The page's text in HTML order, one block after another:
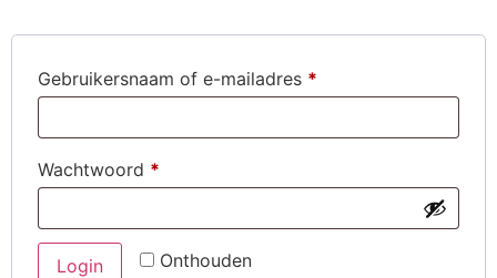
Gebruikersnaam of e-mailadres *
Wachtwoord *
Onthouden
Login